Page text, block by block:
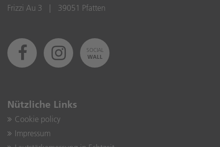
Frizzi Au 3 39051 Pfatten
SOCIAL
WALL
Nützliche Links
Cookie policy
Impressum